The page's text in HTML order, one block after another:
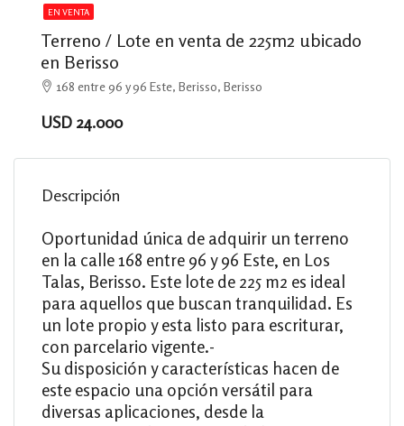
EN VENTA
Terreno / Lote en venta de 225m2 ubicado
en Berisso
168 entre 96 y 96 Este, Berisso, Berisso
USD 24.000
Descripción
Oportunidad única de adquirir un terreno
en la calle 168 entre 96 y 96 Este, en Los
Talas, Berisso. Este lote de 225 m2 es ideal
para aquellos que buscan tranquilidad. Es
un lote propio y esta listo para escriturar,
con parcelario vigente.-
Su disposición y características hacen de
este espacio una opción versátil para
diversas aplicaciones, desde la